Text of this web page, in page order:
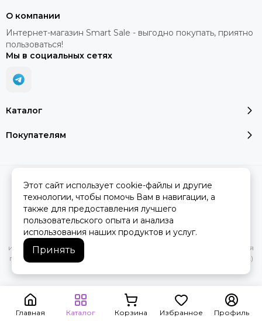
Каталог
Покупателям
О компании
Интернет-магазин Smart Sale - выгодно покупать, приятно
пользоваться!
Мы в социальных сетях
2026 © SMART SALE.Карта сайта
характеристик, стоимости товаров и услуг, носит
информационный характер и ни при каких условиях не является
публичной офертой, определяемой положениями Статьи 437(2)
Главная Каталог Корзина Избранное Профиль
Этот сайт использует cookie-файлы и другие
технологии, чтобы помочь Вам в навигации, а
также для предоставления лучшего
пользовательского опыта и анализа
использования наших продуктов и услуг.
Принять